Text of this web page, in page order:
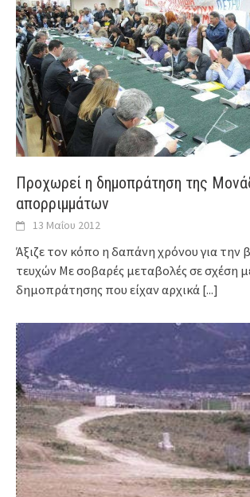
Προχωρεί η δημοπράτηση της
απορριμμάτων
13 Μαΐου 2012
Άξιζε τον κόπο η δαπάνη χρόνου για την
τευχών Με σοβαρές μεταβολές σε σχέση
δημοπράτησης που είχαν αρχικά [...]